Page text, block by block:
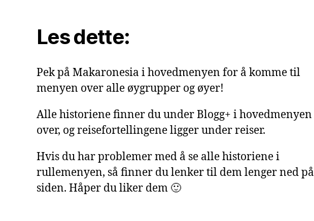
Les dette:
Pek på Makaronesia i hovedmenyen for å komme til
menyen over alle øygrupper og øyer!
Alle historiene finner du under Blogg+ i hovedmenyen
over, og reisefortellingene ligger under reiser.
Hvis du har problemer med å se alle historiene i
rullemenyen, så finner du lenker til dem lenger ned på
siden. Håper du liker dem 🙂